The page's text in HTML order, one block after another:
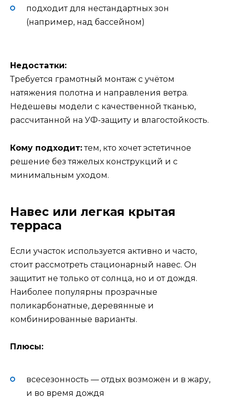
подходит для нестандартных зон
(например, над бассейном)
Недостатки:
Требуется грамотный монтаж с учётом
натяжения полотна и направления ветра.
Недешевы модели с качественной тканью,
рассчитанной на УФ-защиту и влагостойкость.
Кому подходит:тем, кто хочет эстетичное
решение без тяжелых конструкций и с
минимальным уходом.
Навес или легкая крытая
терраса
Если участок используется активно и часто,
стоит рассмотреть стационарный навес. Он
защитит не только от солнца, но и от дождя.
Наиболее популярны прозрачные
поликарбонатные, деревянные и
комбинированные варианты.
Плюсы:
всесезонность — отдых возможен и в жару,
и во время дождя